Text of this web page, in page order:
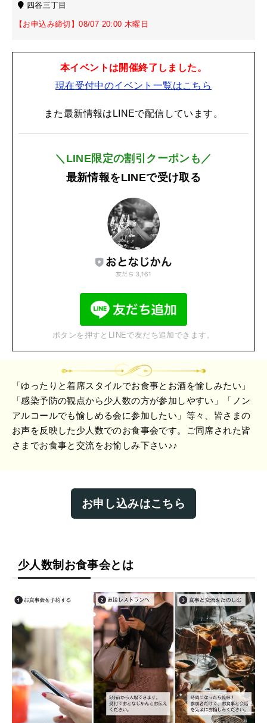
四谷三丁目
【お申込み締切】08/07 20:00 木曜日
本イベントは開催終了しました。
現在受付中のイベント一覧はこちら
また最新情報はLINEで配信しています。
＼LINE限定の割引クーポンも／
最新情報をLINEで受け取る
ボタンを押すとLINEで友だち追加できます。
「ゆったりと着席スタイルでお食事とお酒を愉しみたい」
「感染予防の観点から少人数の方が参加しやすい」「ノン
アルコールでも愉しめる会に参加したい」等々、皆さまの
お声を反映した少人数でのお食事会です。ご同席された皆
さまでお食事と交流をお愉しみ下さい♪♪
お申し込みはこちら
少人数制お食事会とは